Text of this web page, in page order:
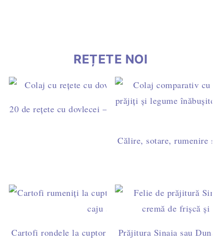
REȚETE NOI
20 de rețete cu dovlecei – idei simple pentru mic
Călire, sotare, rumenire
Cartofi rondele la cuptor cu pesto de busuioc și caju -
Prăjitura Sinaia sau